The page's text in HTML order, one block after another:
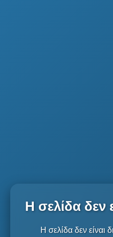
Η σελίδα δεν
Η σελίδα δεν είναι